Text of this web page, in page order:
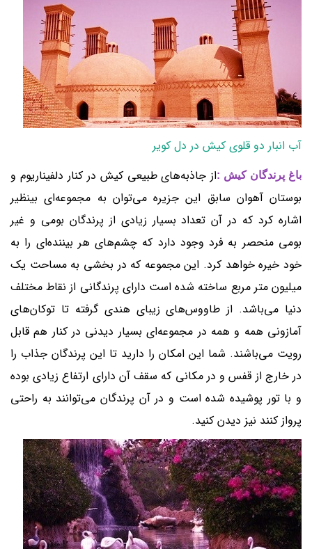
آب انبار دو قلوی کیش در دل کویر
باغ پرندگان کیش :از جاذبه‌های طبیعی کیش در کنار دلفیناریوم و
بوستان آهوان سابق این جزیره می‌توان به مجموعه‌ای بینظیر
اشاره کرد که در آن تعداد بسیار زیادی از پرندگان بومی و غیر
بومی منحصر به فرد وجود دارد که چشم‌های هر بیننده‌ای را به
خود خیره خواهد کرد. این مجموعه که در بخشی به مساحت یک
میلیون متر مربع ساخته شده است دارای پرندگانی از نقاط مختلف
دنیا می‌باشد. از طاووس‌های زیبای هندی گرفته تا توکان‌های
آمازونی همه و همه در مجموعه‌ای بسیار دیدنی در کنار هم قابل
رویت می‌باشند. شما این امکان را دارید تا این پرندگان جذاب را
در خارج از قفس و در مکانی که سقف آن دارای ارتفاع زیادی بوده
و با تور پوشیده شده است و در آن پرندگان می‌توانند به راحتی
پرواز کنند نیز دیدن کنید.